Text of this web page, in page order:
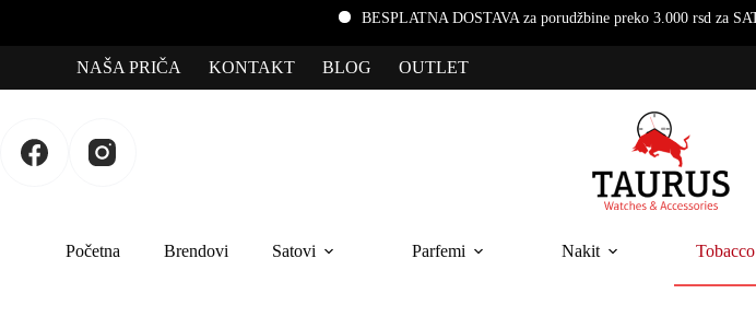
BESPLATNA DOSTAVA za porudžbine preko 3.000 rsd za SATOVE i NAKIT
NAŠA PRIČA KONTAKT BLOG OUTLET
Početna Brendovi Satovi Parfemi Nakit Tobacco